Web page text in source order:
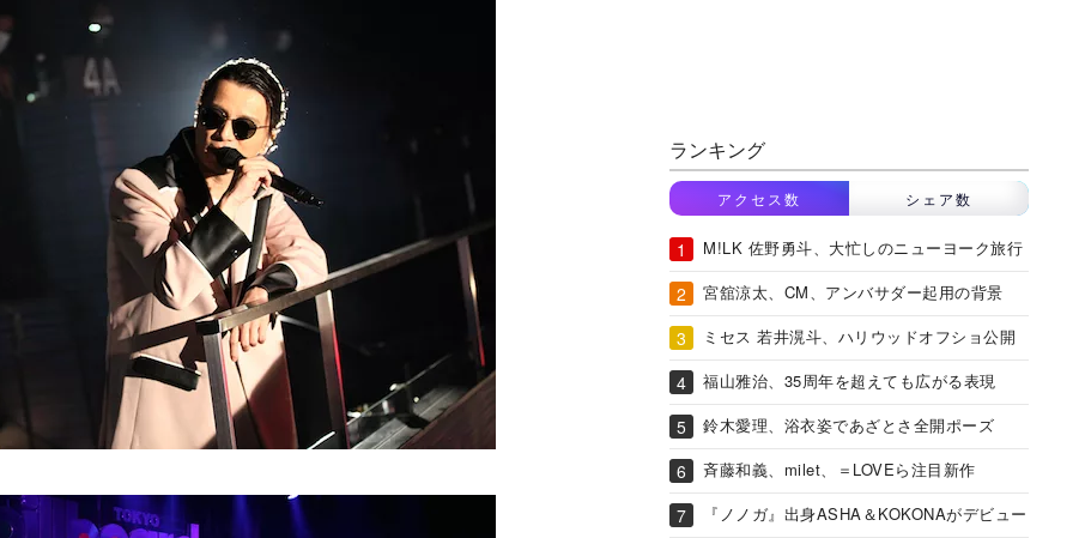
ランキング
アクセス数 シェア数
M!LK 佐野勇斗、大忙しのニューヨーク旅行
宮舘涼太、CM、アンバサダー起用の背景
ミセス 若井滉斗、ハリウッドオフショ公開
福山雅治、35周年を超えても広がる表現
鈴木愛理、浴衣姿であざとさ全開ポーズ
斉藤和義、milet、＝LOVEら注目新作
『ノノガ』出身ASHA＆KOKONAがデビュー